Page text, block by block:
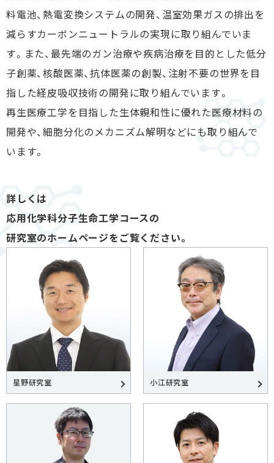
料電池、熱電変換システムの開発、温室効果ガスの排出を
減らすカーボンニュートラルの実現に取り組んでいま
す。また、最先端のガン治療や疾病治療を目的とした低分
子創薬、核酸医薬、抗体医薬の創製、注射不要の世界を目
指した経皮吸収技術の開発に取り組んでいます。
再生医療工学を目指した生体親和性に優れた医療材料の
開発や、細胞分化のメカニズム解明などにも取り組んで
います。
詳しくは
応用化学科分子生命工学コースの
研究室のホームページをご覧ください。
星野研究室 小江研究室